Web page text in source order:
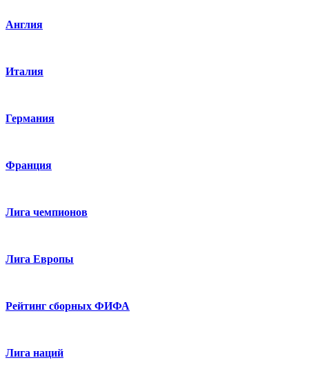
Англия
Италия
Германия
Франция
Лига чемпионов
Лига Европы
Рейтинг сборных ФИФА
Лига наций